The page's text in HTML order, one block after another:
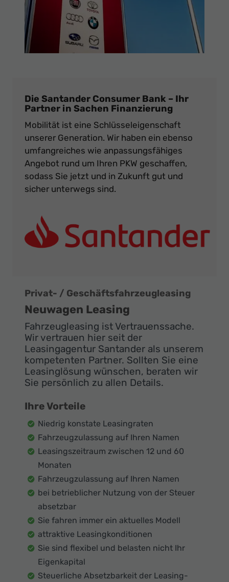
Die Santander Consumer Bank – Ihr
Partner in Sachen Finanzierung
Mobilität ist eine Schlüsseleigenschaft
unserer Generation. Wir haben ein ebenso
umfangreiches wie anpassungsfähiges
Angebot rund um Ihren PKW geschaffen,
sodass Sie jetzt und in Zukunft gut und
sicher unterwegs sind.
Privat- / Geschäftsfahrzeugleasing
Neuwagen Leasing
Fahrzeugleasing ist Vertrauenssache.
Wir vertrauen hier seit der
Leasingagentur Santander als unserem
kompetenten Partner. Sollten Sie eine
Leasinglösung wünschen, beraten wir
Sie persönlich zu allen Details.
Ihre Vorteile
Niedrig konstate Leasingraten
Fahrzeugzulassung auf Ihren Namen
Leasingszeitraum zwischen 12 und 60
Monaten
Fahrzeugzulassung auf Ihren Namen
bei betrieblicher Nutzung von der Steuer
absetzbar
Sie fahren immer ein aktuelles Modell
attraktive Leasingkonditionen
Sie sind flexibel und belasten nicht Ihr
Eigenkapital
Steuerliche Absetzbarkeit der Leasing-